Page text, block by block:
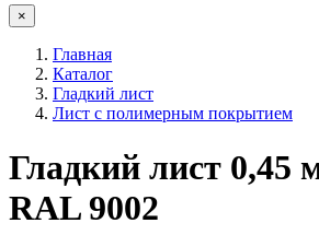
×
Главная
Каталог
Гладкий лист
Лист с полимерным покрытием
Гладкий лист
RAL 9002